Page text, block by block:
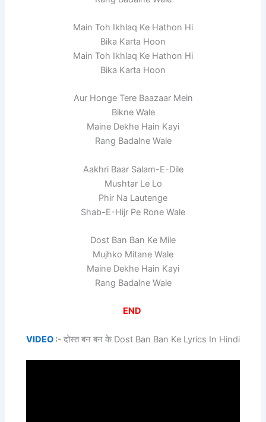
Main Toh Ikhlaq Ke Hathon Hi
Bika Karta Hoon
Main Toh Ikhlaq Ke Hathon Hi
Bika Karta Hoon
Aur Honge Tere Baazaar Mein
Bikne Wale
Maine Dekhe Hain Kayi
Rang Badalne Wale
Aakhri Baar Salam-E-Dile
Mushtar Le Lo
Phir Na Lautenge
Shab-E-Hijr Pe Rone Wale
Dost Ban Ban Ke Mile
Mujhko Mitane Wale
Maine Dekhe Hain Kayi
Rang Badalne Wale
END
VIDEO :- दोस्त बन बन के Dost Ban Ban Ke Lyrics In Hindi